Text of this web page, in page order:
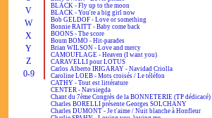
V
W
X
Y
Z
0-9
BLACK - Fly up to the moon
BLACK - You're a big girl now
Bob GELDOF - Love or something
Bonnie RAITT - Baby come back
BOONS - The score
Boum BOMO - Hit-parades
Brian WILSON - Love and mercy
CAMOUFLAGE - Heaven (I want you)
CARAVELLI pour LOTUS
Carlos Alberto IRIGARAY - Navidad Criolla
Caroline LOEB - Mots croisés / Le téléfon
CATHY - Tout est littérature
CENTER - Navsiegda
Chant du 7ème Congrès de la BONNETERIE (TP dédicacé)
Charles BORELLI présente Georges SOLCHANY
Charles DUMONT - Je t'aime / Nuit blanche à Honfleur